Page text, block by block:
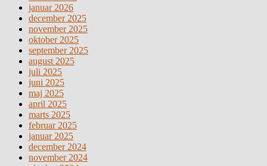
januar 2026
december 2025
november 2025
oktober 2025
september 2025
august 2025
juli 2025
juni 2025
maj 2025
april 2025
marts 2025
februar 2025
januar 2025
december 2024
november 2024